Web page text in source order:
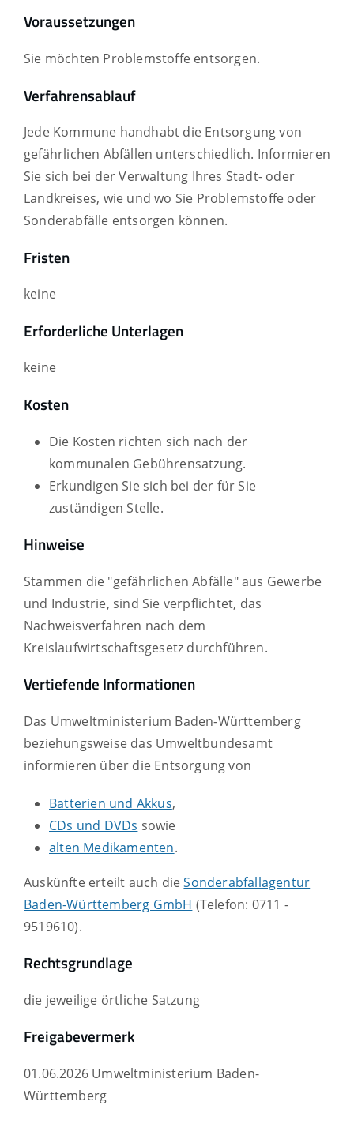
Voraussetzungen
Sie möchten Problemstoffe entsorgen.
Verfahrensablauf
Jede Kommune handhabt die Entsorgung von
gefährlichen Abfällen unterschiedlich. Informieren
Sie sich bei der Verwaltung Ihres Stadt- oder
Landkreises, wie und wo Sie Problemstoffe oder
Sonderabfälle entsorgen können.
Fristen
keine
Erforderliche Unterlagen
keine
Kosten
Die Kosten richten sich nach der
kommunalen Gebührensatzung.
Erkundigen Sie sich bei der für Sie
zuständigen Stelle.
Hinweise
Stammen die "gefährlichen Abfälle" aus Gewerbe
und Industrie, sind Sie verpflichtet, das
Nachweisverfahren nach dem
Kreislaufwirtschaftsgesetz durchführen.
Vertiefende Informationen
Das Umweltministerium Baden-Württemberg
beziehungsweise das Umweltbundesamt
informieren über die Entsorgung von
Batterien und Akkus,
CDs und DVDs sowie
alten Medikamenten.
Auskünfte erteilt auch dieSonderabfallagentur
Baden-Württemberg GmbH (Telefon: 0711 -
9519610).
Rechtsgrundlage
die jeweilige örtliche Satzung
Freigabevermerk
01.06.2026 Umweltministerium Baden-
Württemberg